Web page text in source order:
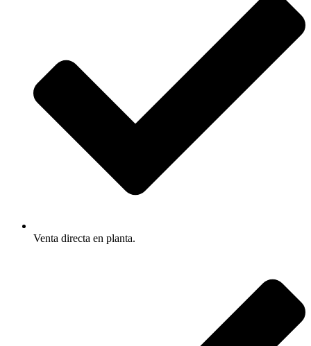
Venta directa en planta.